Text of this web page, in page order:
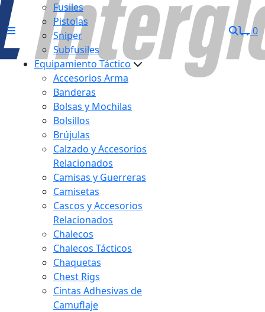
Fusiles
Pistolas
Sniper
Subfusiles
Equipamiento Táctico
Accesorios Arma
Banderas
Bolsas y Mochilas
Bolsillos
Brújulas
Calzado y Accesorios
Relacionados
Camisas y Guerreras
Camisetas
Cascos y Accesorios
Relacionados
Chalecos
Chalecos Tácticos
Chaquetas
Chest Rigs
Cintas Adhesivas de
Camuflaje
0